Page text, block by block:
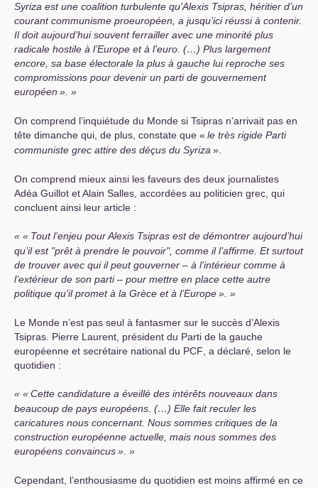
Syriza est une coalition turbulente qu’Alexis Tsipras, héritier d’un
courant communisme proeuropéen, a jusqu’ici réussi à contenir.
Il doit aujourd’hui souvent ferrailler avec une minorité plus
radicale hostile à l’Europe et à l’euro. (…) Plus largement
encore, sa base électorale la plus à gauche lui reproche ses
compromissions pour devenir un parti de gouvernement
européen ».
On comprend l’inquiétude du Monde si Tsipras n’arrivait pas en
tête dimanche qui, de plus, constate que « le très rigide Parti
communiste grec attire des déçus du Syriza ».
On comprend mieux ainsi les faveurs des deux journalistes
Adéa Guillot et Alain Salles, accordées au politicien grec, qui
concluent ainsi leur article :
« Tout l’enjeu pour Alexis Tsipras est de démontrer aujourd’hui
qu’il est "prêt à prendre le pouvoir", comme il l’affirme. Et surtout
de trouver avec qui il peut gouverner – à l’intérieur comme à
l’extérieur de son parti – pour mettre en place cette autre
politique qu’il promet à la Grèce et à l’Europe».
Le Monde n’est pas seul à fantasmer sur le succès d’Alexis
Tsipras. Pierre Laurent, président du Parti de la gauche
européenne et secrétaire national du PCF , a déclaré, selon le
quotidien :
«Cette candidature a éveillé des intérêts nouveaux dans
beaucoup de pays européens. (…) Elle fait reculer les
caricatures nous concernant. Nous sommes critiques de la
construction européenne actuelle, mais nous sommes des
européens convaincus».
Cependant, l’enthousiasme du quotidien est moins affirmé en ce